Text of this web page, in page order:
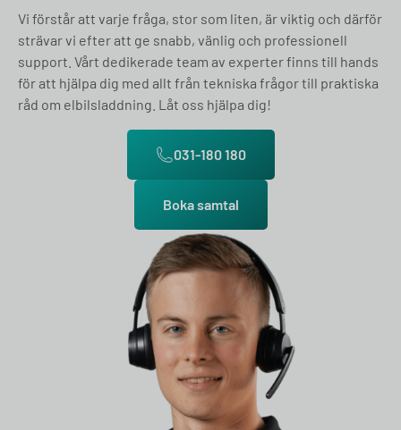
Vi förstår att varje fråga, stor som liten, är viktig och därför
strävar vi efter att ge snabb, vänlig och professionell
support. Vårt dedikerade team av experter finns till hands
för att hjälpa dig med allt från tekniska frågor till praktiska
råd om elbilsladdning. Låt oss hjälpa dig!
031-180 180
Boka samtal